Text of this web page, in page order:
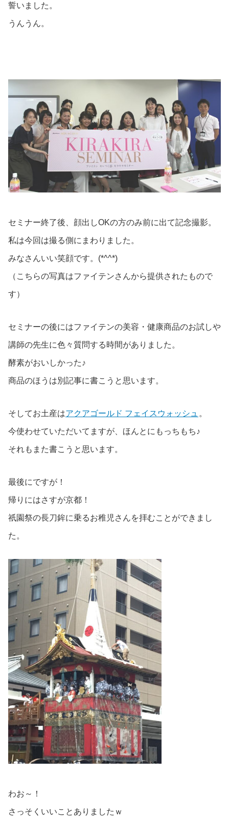
誓いました。
うんうん。
セミナー終了後、顔出しOKの方のみ前に出て記念撮影。
私は今回は撮る側にまわりました。
みなさんいい笑顔です。(*^^*)
（こちらの写真はファイテンさんから提供されたもので
す）
セミナーの後にはファイテンの美容・健康商品のお試しや
講師の先生に色々質問する時間がありました。
酵素がおいしかった♪
商品のほうは別記事に書こうと思います。
そしてお土産はアクアゴールド フェイスウォッシュ 。
今使わせていただいてますが、ほんとにもっちもち♪
それもまた書こうと思います。
最後にですが！
帰りにはさすが京都！
祇園祭の長刀鉾に乗るお稚児さんを拝むことができまし
た。
わお～！
さっそくいいことありましたｗ